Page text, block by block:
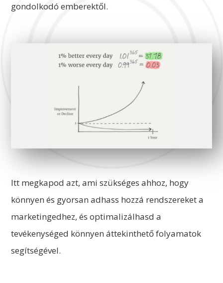
gondolkodó emberektől.
Itt megkapod azt, ami szükséges ahhoz, hogy
könnyen és gyorsan adhass hozzá rendszereket a
marketingedhez, és optimalizálhasd a
tevékenységed könnyen áttekinthető folyamatok
segítségével.